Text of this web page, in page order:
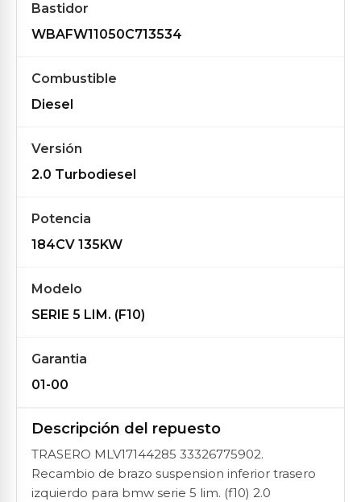
Bastidor
WBAFW11050C713534
Combustible
Diesel
Versión
2.0 Turbodiesel
Potencia
184CV 135KW
Modelo
SERIE 5 LIM. (F10)
Garantia
01-00
Descripción del repuesto
TRASERO MLV17144285 33326775902.
Recambio de brazo suspension inferior trasero
izquierdo para bmw serie 5 lim. (f10) 2.0